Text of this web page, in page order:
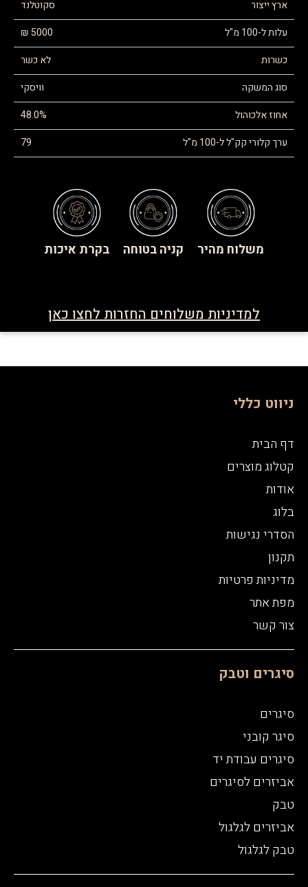
ארץ ייצור
סקוטלנד
עלות ל-100 מ"ל
5000 ₪
כשרות
לא כשר
סוג המשקה
וויסקי
אחוז אלכוהול
48.0%
ערך קלורי קק"ל ל-100 מ"ל
79
משלוח מהיר קניה בטוחה בקרת איכות
למדיניות משלוחים החזרות לחצו כאן
ניווט כללי
דף הבית
קטלוג מוצרים
אודות
בלוג
הסדרי נגישות
תקנון
מדיניות פרטיות
מפת אתר
צור קשר
סיגרים וטבק
סיגרים
סיגר קובני
סיגרים עבודת יד
אביזרים לסיגרים
טבק
אביזרים לגלגול
טבק לגלגול